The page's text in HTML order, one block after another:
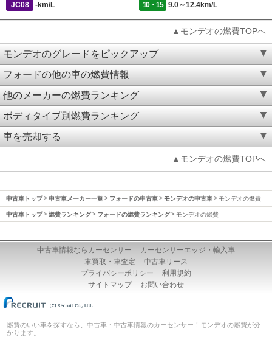
JC08
-km/L 10・15 9.0～12.4km/L
▲モンデオの燃費TOPへ
モンデオのグレードをピックアップ
フォードの他の車の燃費情報
他のメーカーの燃費ランキング
ボディタイプ別燃費ランキング
車を売却する
▲モンデオの燃費TOPへ
中古車トップ 中古車メーカー一覧 フォードの中古車 モンデオの中古車 モンデオの燃費
中古車トップ 燃費ランキング フォードの燃費ランキング モンデオの燃費
中古車情報ならカーセンサー
カーセンサーエッジ・輸入車
車買取・車査定
中古車リース
プライバシーポリシー
利用規約
サイトマップ
お問い合わせ
燃費のいい車を探すなら、中古車・中古車情報のカーセンサー！モンデオの燃費が分
かります。